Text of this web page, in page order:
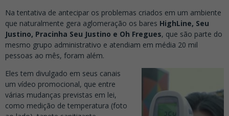
Na tentativa de antecipar os problemas criados em um ambiente
que naturalmente gera aglomeração os bares HighLine, Seu
Justino, Pracinha Seu Justino e Oh Fregues, que são parte do
mesmo grupo administrativo e atendiam em média 20 mil
pessoas ao mês, foram além.
Eles tem divulgado em seus canais
um vídeo promocional, que entre
várias mudanças previstas em lei,
como medição de temperatura (foto